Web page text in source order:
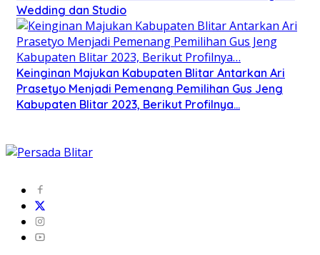
Wedding dan Studio
Keinginan Majukan Kabupaten Blitar Antarkan Ari
Prasetyo Menjadi Pemenang Pemilihan Gus Jeng
Kabupaten Blitar 2023, Berikut Profilnya…